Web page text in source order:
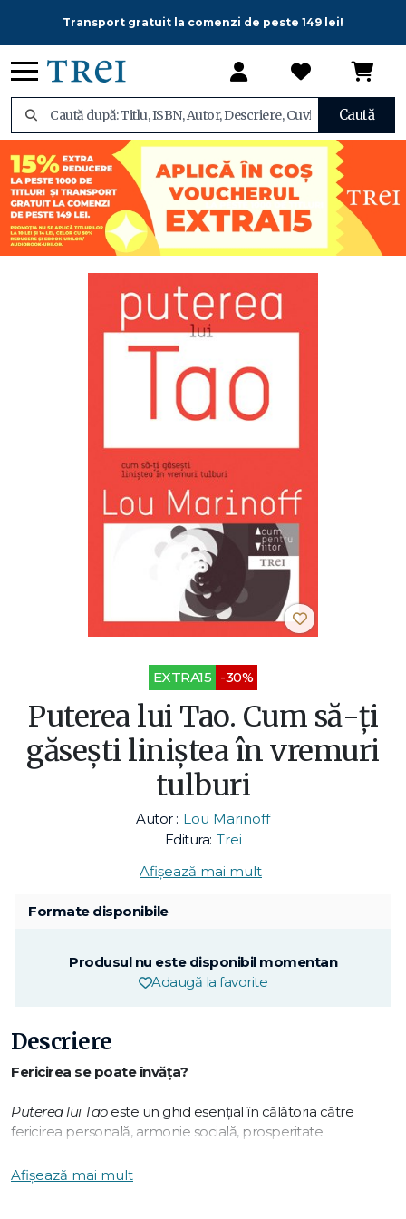
Transport gratuit la comenzi de peste 149 lei!
Caută
EXTRA15 -30%
Puterea lui Tao. Cum să-ţi
găseşti liniştea în vremuri
tulburi
Autor : Lou Marinoff
Editura: Trei
Afișează mai mult
Formate disponibile
Produsul nu este disponibil momentan
Adaugă la favorite
Descriere
Fericirea se poate învăţa?
Puterea lui Taoeste un ghid esenţial în călătoria către
fericirea personală, armonie socială, prosperitate
Autorul explică principalele învăţături ale lui Lao Tzu şi
Afișează mai mult